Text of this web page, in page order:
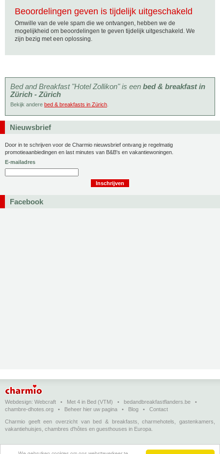
Beoordelingen geven is tijdelijk uitgeschakeld
Omwille van de vele spam die we ontvangen, hebben we de
mogelijkheid om beoordelingen te geven tijdelijk uitgeschakeld. We
zijn bezig met een oplossing.
Bed and Breakfast "Hotel Zollikon" is een bed & breakfast in
Zürich - Zürich
Bekijk andere bed & breakfasts in Zürich
Nieuwsbrief
Door in te schrijven voor de Charmio nieuwsbrief ontvang je regelmatig
promotieaanbiedingen en last minutes van B&B's en vakantiewoningen.
E-mailadres
Facebook
Webdesign: Webcraft • Met 4 in Bed (VTM) • bedandbreakfastflanders.be •
chambre-dhotes.org • Beheer hier uw pagina • Blog • Contact
Charmio geeft een overzicht van bed & breakfasts, charmehotels, gastenkamers,
vakantiehuisjes, chambres d'hôtes en guesthouses in Europa.
Bed & breakfasts, charmehotels en vakantiehuizen (in het Nederlands)•Chambres